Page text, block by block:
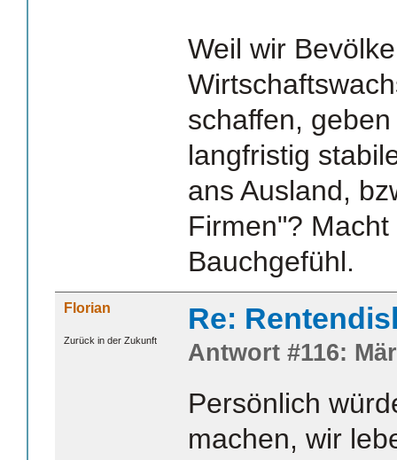
Weil wir
schaffen,
langfristig
ans Ausland,
Firmen"?
Bauchgefühl.
Florian
Zurück in der Zukunft
Re:
Antwort #116:
Persönlich
machen, wir